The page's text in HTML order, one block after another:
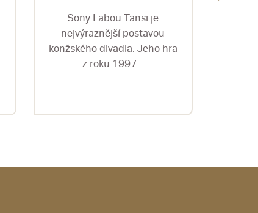
Sony Labou Tansi je
nejvýraznější postavou
konžského divadla. Jeho hra
z roku 1997...